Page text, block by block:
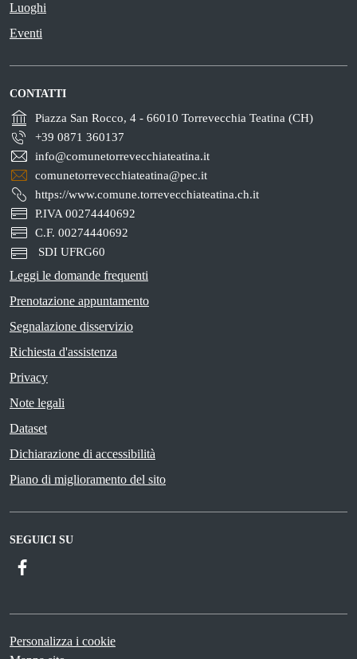
Luoghi
Eventi
CONTATTI
Piazza San Rocco, 4 - 66010 Torrevecchia Teatina (CH)
+39 0871 360137
info@comunetorrevecchiateatina.it
comunetorrevecchiateatina@pec.it
https://www.comune.torrevecchiateatina.ch.it
P.IVA 00274440692
C.F. 00274440692
SDI UFRG60
Leggi le domande frequenti
Prenotazione appuntamento
Segnalazione disservizio
Richiesta d'assistenza
Privacy
Note legali
Dataset
Dichiarazione di accessibilità
Piano di miglioramento del sito
SEGUICI SU
Personalizza i cookie